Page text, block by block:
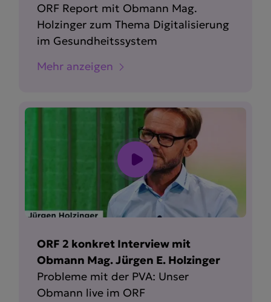
ORF Report mit Obmann Mag.
Holzinger zum Thema Digita­li­sierung
im Gesund­heits­system
Mehr anzeigen
ORF 2 konkret Interview mit
Obmann Mag. Jürgen E. Holzinger
Probleme mit der PVA: Unser
Obmann live im ORF